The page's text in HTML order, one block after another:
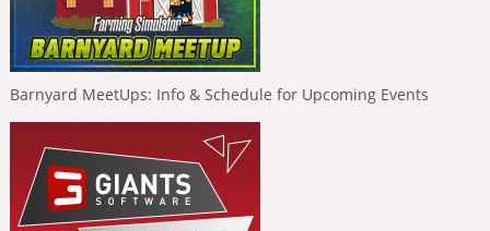
Barnyard MeetUps: Info & Schedule for Upcoming Events